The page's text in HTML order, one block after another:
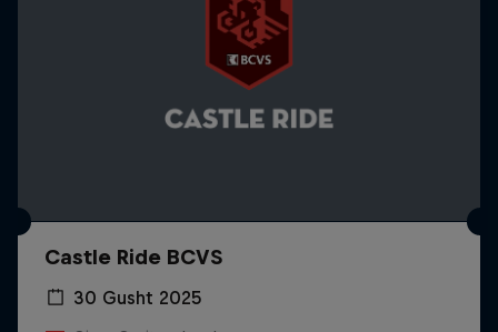
Castle Ride BCVS
30 Gusht 2025